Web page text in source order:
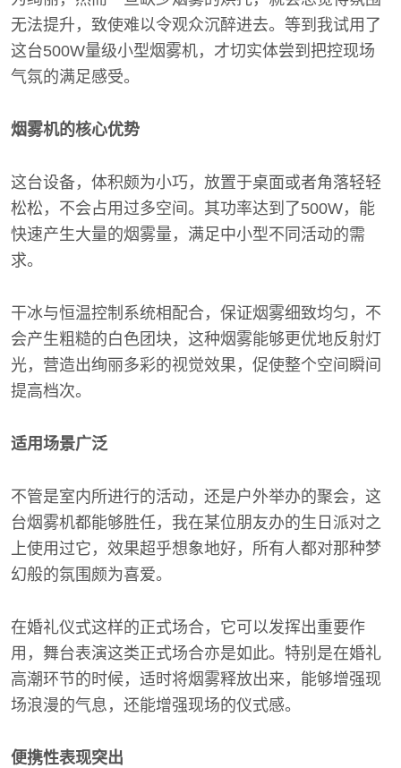
无法提升，致使难以令观众沉醉进去。等到我试用了
这台500W量级小型烟雾机，才切实体尝到把控现场
气氛的满足感受。
烟雾机的核心优势
这台设备，体积颇为小巧，放置于桌面或者角落轻轻
松松，不会占用过多空间。其功率达到了500W，能
快速产生大量的烟雾量，满足中小型不同活动的需
求。
干冰与恒温控制系统相配合，保证烟雾细致均匀，不
会产生粗糙的白色团块，这种烟雾能够更优地反射灯
光，营造出绚丽多彩的视觉效果，促使整个空间瞬间
提高档次。
适用场景广泛
不管是室内所进行的活动，还是户外举办的聚会，这
台烟雾机都能够胜任，我在某位朋友办的生日派对之
上使用过它，效果超乎想象地好，所有人都对那种梦
幻般的氛围颇为喜爱。
在婚礼仪式这样的正式场合，它可以发挥出重要作
用，舞台表演这类正式场合亦是如此。特别是在婚礼
高潮环节的时候，适时将烟雾释放出来，能够增强现
场浪漫的气息，还能增强现场的仪式感。
便携性表现突出